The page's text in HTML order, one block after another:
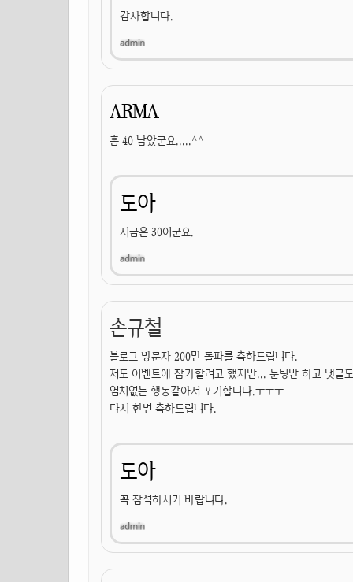
감사합니다.
ARMA
흠 40 남았군요.....^^
도아
지금은 30이군요.
손규철
블로그 방문자 200만 돌파를 축하드립니다.
저도 이벤트에 참가할려고 했지만... 눈팅만 하고 댓글
염치없는 행동같아서 포기합니다.ㅜㅜㅜ
다시 한번 축하드립니다.
도아
꼭 참석하시기 바랍니다.